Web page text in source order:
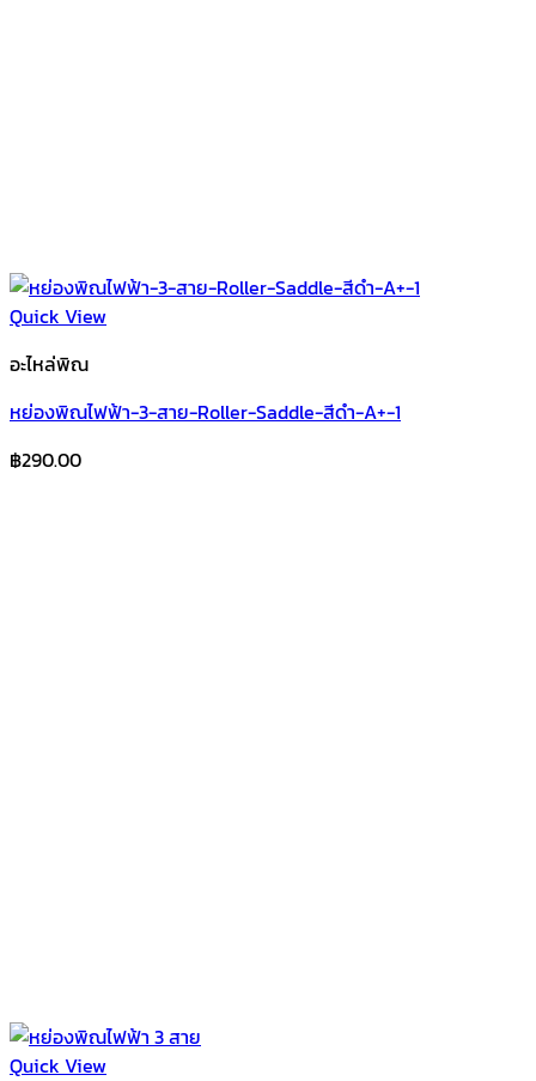
Quick View
อะไหล่พิณ
หย่องพิณไฟฟ้า-3-สาย-Roller-Saddle-สีดำ-A+-1
฿290.00
Quick View